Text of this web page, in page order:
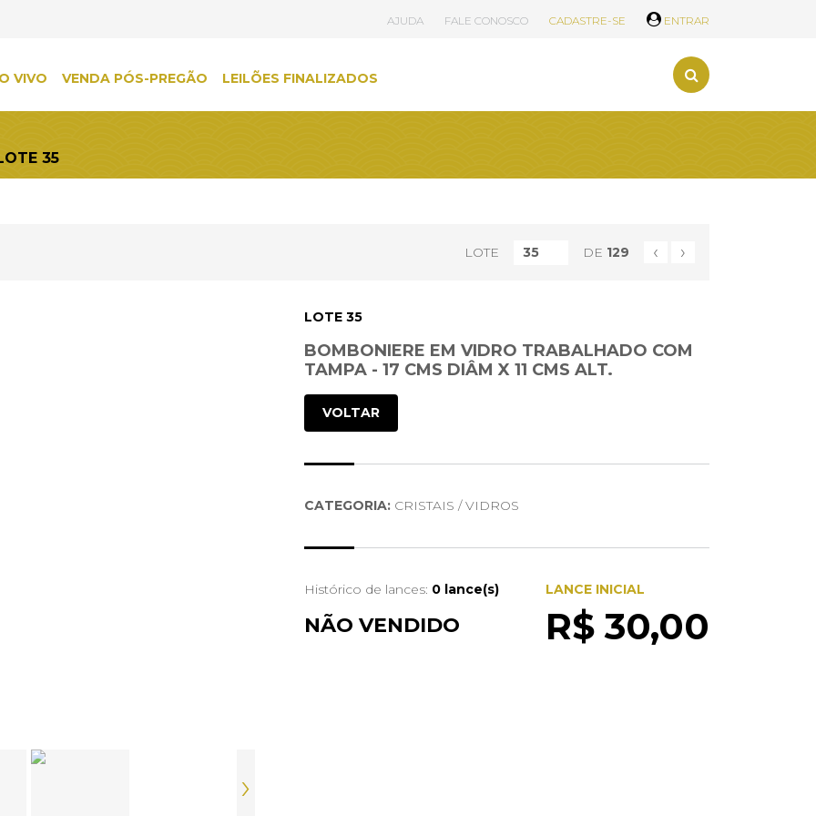
AJUDA FALE CONOSCO CADASTRE-SE ENTRAR
VIVO VENDA PÓS-PREGÃO LEILÕES FINALIZADOS
35
LOTE DE 129 ‹ ›
›
LOTE 35
BOMBONIERE EM VIDRO TRABALHADO COM
TAMPA - 17 CMS DIÂM X 11 CMS ALT.
VOLTAR
CATEGORIA: CRISTAIS / VIDROS
Histórico de lances: 0 lance(s)
NÃO VENDIDO
LANCE INICIAL
R$ 30,00